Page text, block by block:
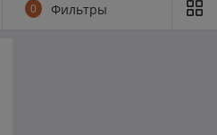
0 Фильтры